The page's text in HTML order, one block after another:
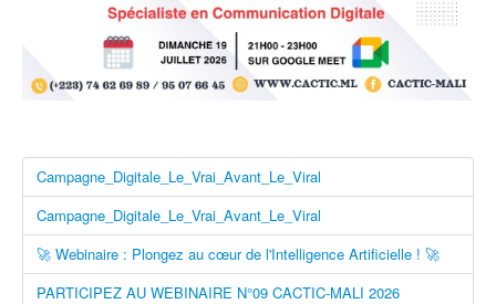
Campagne_Digitale_Le_Vrai_Avant_Le_Viral
Campagne_Digitale_Le_Vrai_Avant_Le_Viral
🚀 Webinaire : Plongez au cœur de l'Intelligence Artificielle ! 🚀
PARTICIPEZ AU WEBINAIRE N°09 CACTIC-MALI 2026